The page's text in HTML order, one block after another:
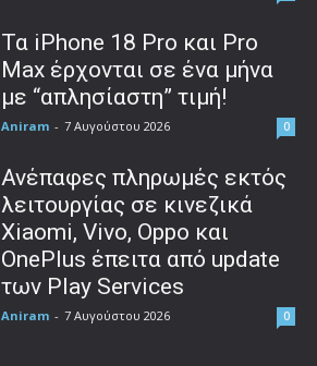
Τα iPhone 18 Pro και Pro
Max έρχονται σε ένα μήνα
με “απλησίαστη” τιμή!
Aniram - 7 Αυγούστου 2026 0
Ανέπαφες πληρωμές εκτός
λειτουργίας σε κινεζικά
Xiaomi, Vivo, Oppo και
OnePlus έπειτα από update
των Play Services
Aniram - 7 Αυγούστου 2026 0